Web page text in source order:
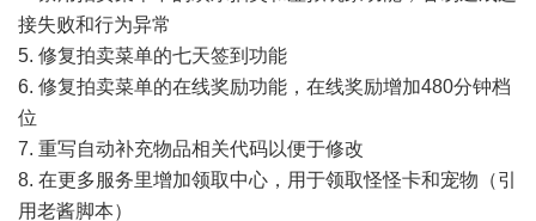
接失败和行为异常
5. 修复拍卖菜单的七天签到功能
6. 修复拍卖菜单的在线奖励功能，在线奖励增加480分钟档
位
7. 重写自动补充物品相关代码以便于修改
8. 在更多服务里增加领取中心，用于领取怪怪卡和宠物（引
用老酱脚本）